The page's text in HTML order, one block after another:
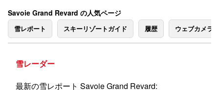
Savoie Grand Revard の人気ページ
雪レポート スキーリゾートガイド 履歴 ウェブカメラ
雪レーダー
最新の雪レポート Savoie Grand Revard: